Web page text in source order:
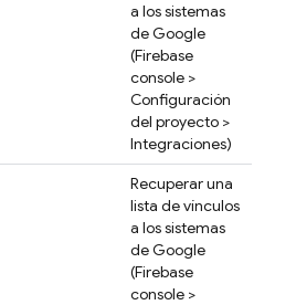
a los sistemas
de Google
(Firebase
console >
Configuración
del proyecto >
Integraciones)
Recuperar una
lista de vínculos
a los sistemas
de Google
(Firebase
console >